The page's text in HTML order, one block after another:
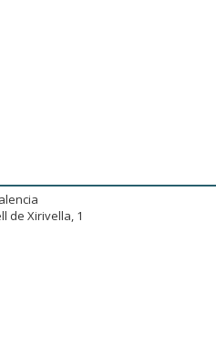
de Xirivella, 1